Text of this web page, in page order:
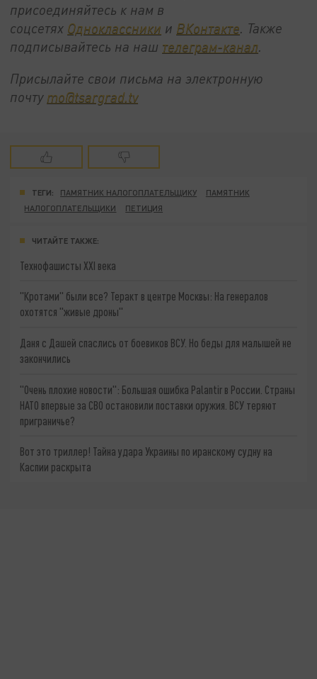
присоединяйтесь к нам в
соцсетях Одноклассники и ВКонтакте . Также
подписывайтесь на наш телеграм-канал
Присылайте свои письма на электронную
почту mo@tsargrad.tv
ТЕГИ: ПАМЯТНИК НАЛОГОПЛАТЕЛЬЩИКУ
ПАМЯТНИК
НАЛОГОПЛАТЕЛЬЩИКИ
ПЕТИЦИЯ
ЧИТАЙТЕ ТАКЖЕ:
Технофашисты XXI века
"Кротами" были все? Теракт в центре Москвы: На генералов
охотятся "живые дроны"
Даня с Дашей спаслись от боевиков ВСУ. Но беды для малышей не
закончились
"Очень плохие новости": Большая ошибка Palantir в России. Страны
НАТО впервые за СВО остановили поставки оружия. ВСУ теряют
приграничье?
Вот это триллер! Тайна удара Украины по иранскому судну на
Каспии раскрыта